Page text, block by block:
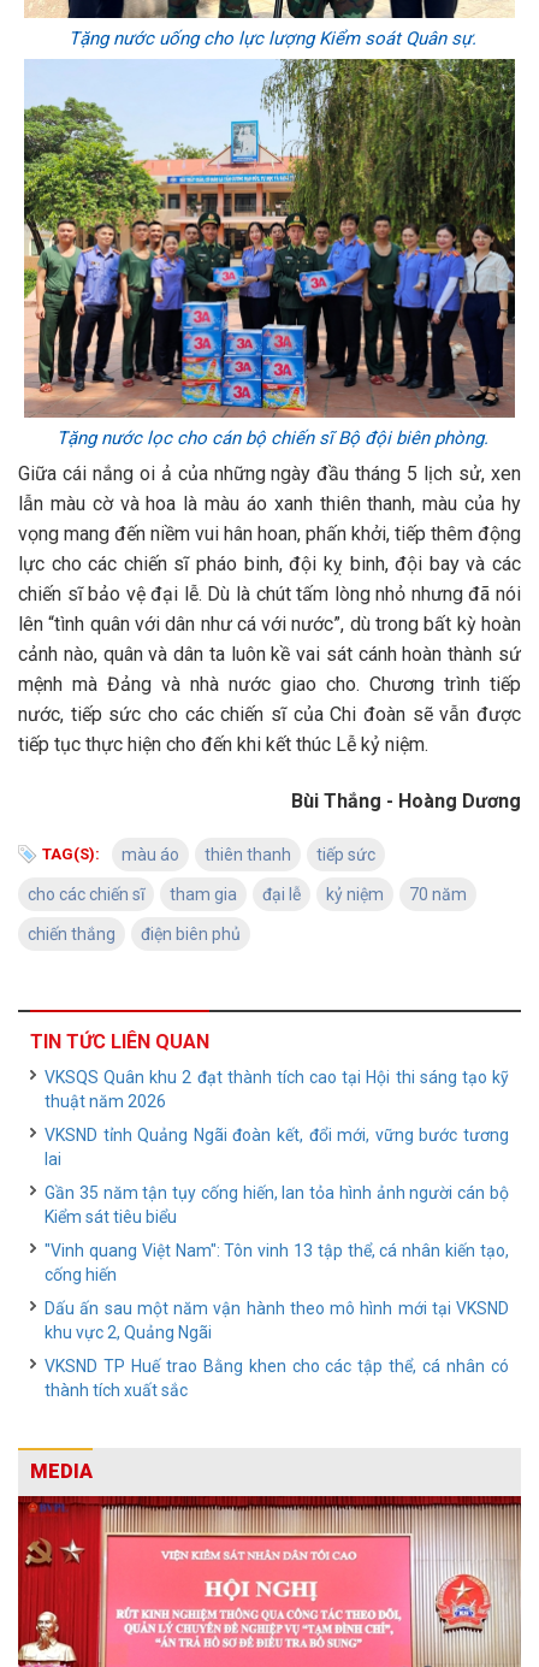
Tặng nước uống cho lực lượng Kiểm soát Quân sự.
Tặng nước lọc cho cán bộ chiến sĩ Bộ đội biên phòng.
Giữa cái nắng oi ả của những ngày đầu tháng 5 lịch sử, xen
lẫn màu cờ và hoa là màu áo xanh thiên thanh, màu của hy
vọng mang đến niềm vui hân hoan, phấn khởi, tiếp thêm động
lực cho các chiến sĩ pháo binh, đội kỵ binh, đội bay và các
chiến sĩ bảo vệ đại lễ. Dù là chút tấm lòng nhỏ nhưng đã nói
lên “tình quân với dân như cá với nước”, dù trong bất kỳ hoàn
cảnh nào, quân và dân ta luôn kề vai sát cánh hoàn thành sứ
mệnh mà Đảng và nhà nước giao cho. Chương trình tiếp
nước, tiếp sức cho các chiến sĩ của Chi đoàn sẽ vẫn được
tiếp tục thực hiện cho đến khi kết thúc Lễ kỷ niệm.
Bùi Thắng - Hoàng Dương
TAG(S): màu áo thiên thanh tiếp sức
cho các chiến sĩ tham gia đại lễ kỷ niệm 70 năm
chiến thắng điện biên phủ
TIN TỨC LIÊN QUAN
VKSQS Quân khu 2 đạt thành tích cao tại Hội thi sáng tạo kỹ
thuật năm 2026
VKSND tỉnh Quảng Ngãi đoàn kết, đổi mới, vững bước tương
lai
Gần 35 năm tận tụy cống hiến, lan tỏa hình ảnh người cán bộ
Kiểm sát tiêu biểu
"Vinh quang Việt Nam": Tôn vinh 13 tập thể, cá nhân kiến tạo,
cống hiến
Dấu ấn sau một năm vận hành theo mô hình mới tại VKSND
khu vực 2, Quảng Ngãi
VKSND TP Huế trao Bằng khen cho các tập thể, cá nhân có
thành tích xuất sắc
MEDIA